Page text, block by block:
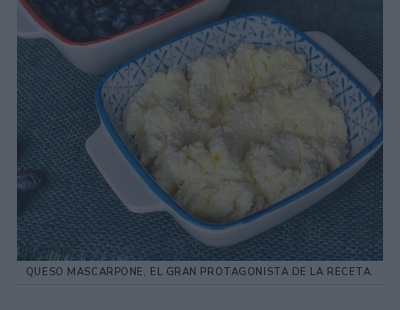
QUESO MASCARPONE, EL GRAN PROTAGONISTA DE LA RECETA.